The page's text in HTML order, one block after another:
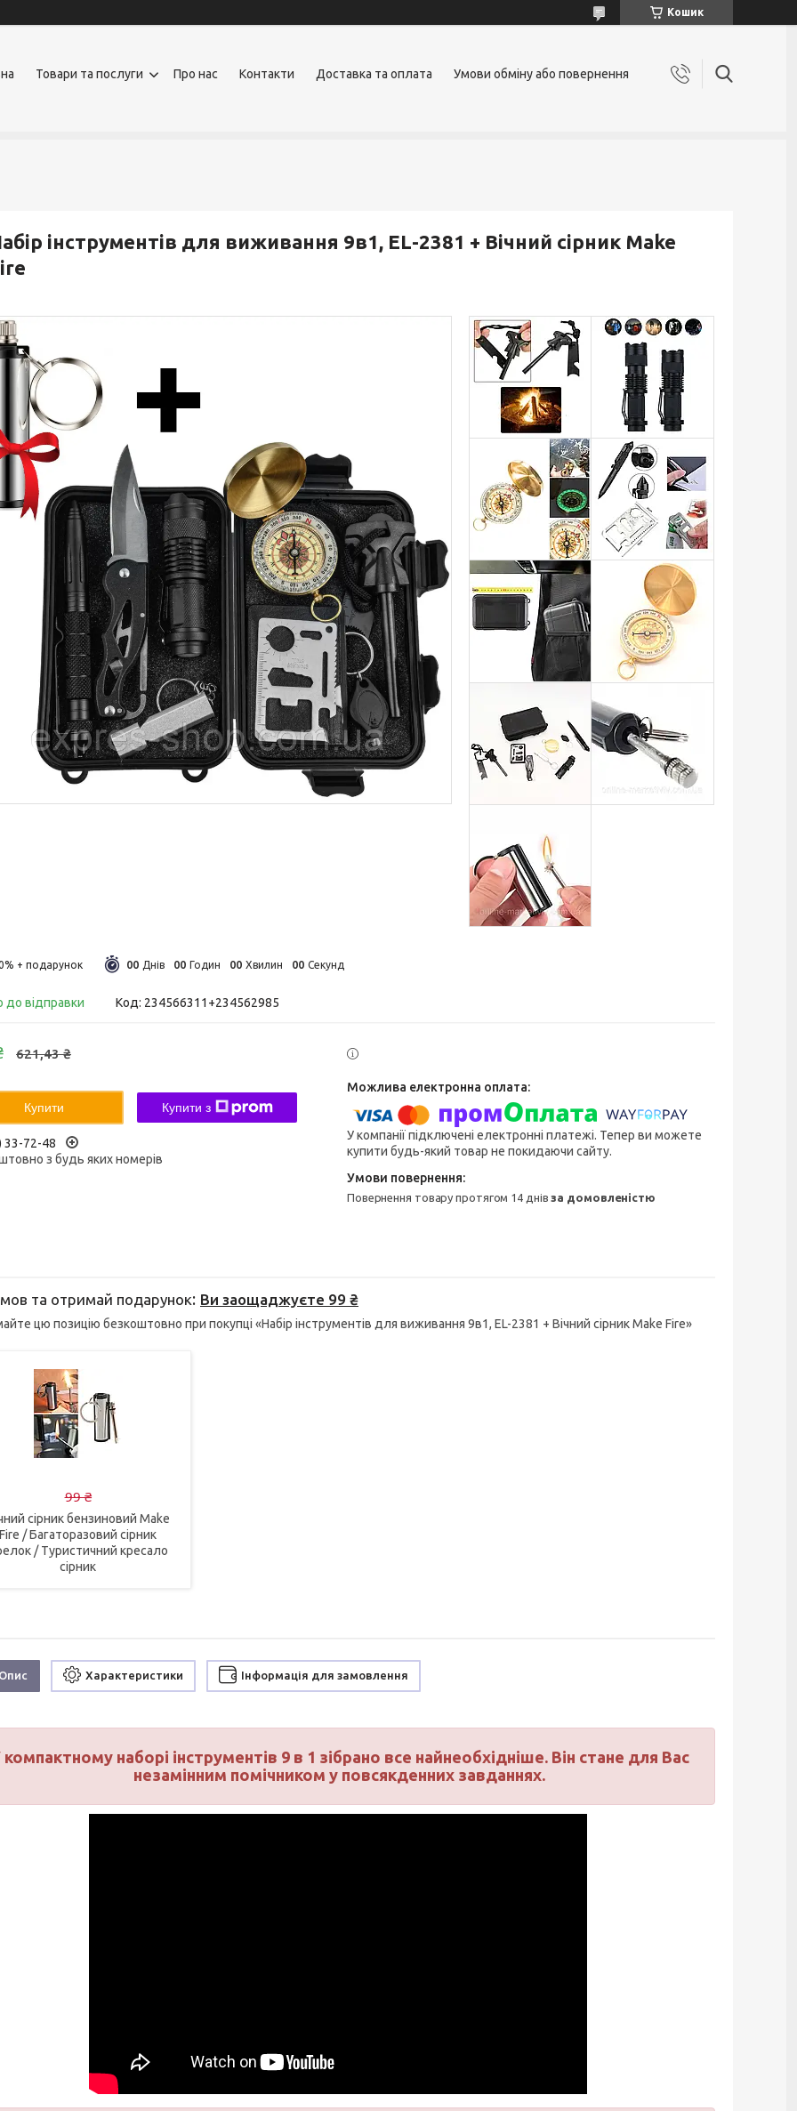
Кошик
Товари та послуги Про нас Контакти Доставка та оплата Умови обміну або повернення
інструментів для виживання 9в1, EL-2381 + Вічний сірник Make
00 Днів 00 Годин 00 Хвилин 00 Секунд
до відправки Код: 234566311+234562985
621,43 ₴
Купити Купити з
33-72-48
з будь яких номерів
У компанії підключені електронні платежі. Тепер ви можете
купити будь-який товар не покидаючи сайту.
повернення товару протягом 14 днівза домовленістю
та отримай подарунок Ви заощаджуєте 99 ₴
цю позицію безкоштовно при покупці «Набір інструментів для виживання 9в1, EL-2381 + Вічний сірник Make Fire»
99 ₴
сірник бензиновий Make
Fire / Багаторазовий сірник
/ Туристичний кресало
сірник
Характеристики Інформація для замовлення
компактному наборі інструментів 9 в 1 зібрано все найнеобхідніше. Він стане для Вас
незамінним помічником у повсякденних завданнях.